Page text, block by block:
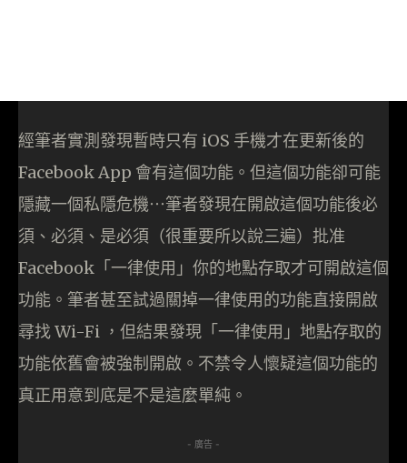
經筆者實測發現暫時只有 iOS 手機才在更新後的
Facebook App 會有這個功能。但這個功能卻可能
隱藏一個私隱危機⋯筆者發現在開啟這個功能後必
須、必須、是必須（很重要所以說三遍）批准
Facebook「一律使用」你的地點存取才可開啟這個
功能。筆者甚至試過關掉一律使用的功能直接開啟
尋找 Wi-Fi ，但結果發現「一律使用」地點存取的
功能依舊會被強制開啟。不禁令人懷疑這個功能的
真正用意到底是不是這麼單純。
- 廣告 -